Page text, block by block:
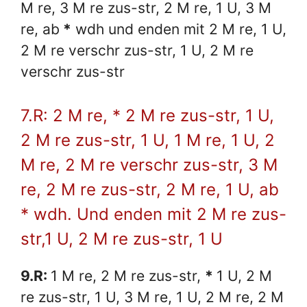
M re, 3 M re zus-str, 2 M re, 1 U, 3 M
re, ab * wdh und enden mit 2 M re, 1 U,
2 M re verschr zus-str, 1 U, 2 M re
verschr zus-str
7.R: 2 M re, * 2 M re zus-str, 1 U,
2 M re zus-str, 1 U, 1 M re, 1 U, 2
M re, 2 M re verschr zus-str, 3 M
re, 2 M re zus-str, 2 M re, 1 U, ab
* wdh. Und enden mit 2 M re zus-
str,1 U, 2 M re zus-str, 1 U
9.R: 1 M re, 2 M re zus-str, * 1 U, 2 M
re zus-str, 1 U, 3 M re, 1 U, 2 M re, 2 M